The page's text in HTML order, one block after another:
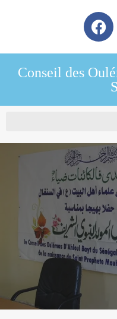
Conseil des